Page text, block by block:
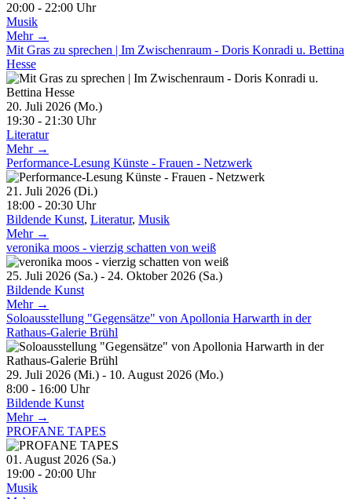
20:00 - 22:00 Uhr
Musik
Mehr →
Mit Gras zu sprechen | Im Zwischenraum - Doris Konradi u. Bettina
Hesse
20. Juli 2026 (Mo.)
19:30 - 21:30 Uhr
Literatur
Mehr →
Performance-Lesung Künste - Frauen - Netzwerk
21. Juli 2026 (Di.)
18:00 - 20:30 Uhr
Bildende Kunst, Literatur, Musik
Mehr →
veronika moos - vierzig schatten von weiß
25. Juli 2026 (Sa.) - 24. Oktober 2026 (Sa.)
Bildende Kunst
Mehr →
Soloausstellung "Gegensätze" von Apollonia Harwarth in der
Rathaus-Galerie Brühl
29. Juli 2026 (Mi.) - 10. August 2026 (Mo.)
8:00 - 16:00 Uhr
Bildende Kunst
Mehr →
PROFANE TAPES
01. August 2026 (Sa.)
19:00 - 20:00 Uhr
Musik